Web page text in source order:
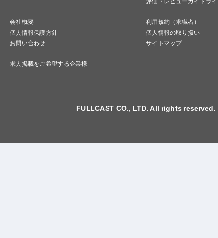
評価・レビューガイドラ
会社概要
利用規約（求職者）
個人情報保護方針
個人情報の取り扱い
お問い合わせ
サイトマップ
求人掲載をご希望する企業様
FULLCAST CO., LTD. All rights reserved.